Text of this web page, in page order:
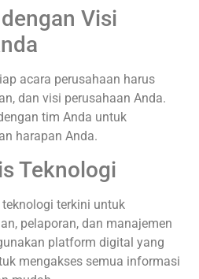
Visi
acara perusahaan harus
dan visi perusahaan Anda.
tim Anda untuk
harapan Anda.
Teknologi
terkini untuk
pelaporan, dan manajemen
platform digital yang
mengakses semua informasi